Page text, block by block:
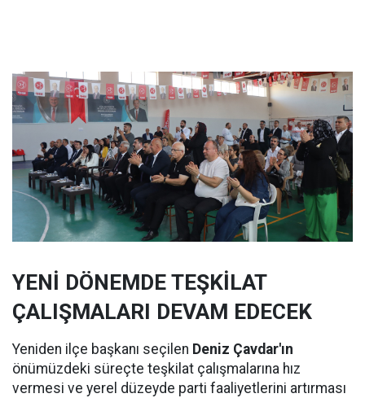
YENİ DÖNEMDE TEŞKİLAT
ÇALIŞMALARI DEVAM EDECEK
Yeniden ilçe başkanı seçilen Deniz Çavdar'ın
önümüzdeki süreçte teşkilat çalışmalarına hız
vermesi ve yerel düzeyde parti faaliyetlerini artırması